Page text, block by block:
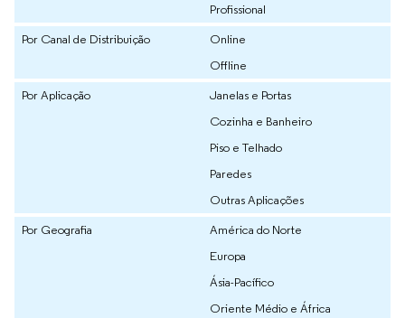
Profissional
Por Canal de Distribuição
Online
Offline
Por Aplicação
Janelas e Portas
Cozinha e Banheiro
Piso e Telhado
Paredes
Outras Aplicações
Por Geografia
América do Norte
Europa
Ásia-Pacífico
Oriente Médio e África